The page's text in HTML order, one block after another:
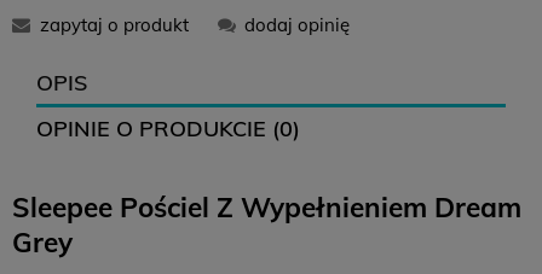
zapytaj o produkt dodaj opinię
OPIS
OPINIE O PRODUKCIE (0)
Sleepee Pościel Z Wypełnieniem Dream
Grey